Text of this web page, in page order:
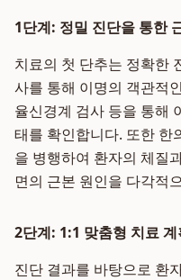
1단계: 정밀 진단을 통한
치료의 첫 단추는 정확한
사를 통해 이명의 객관적
율신경계 검사 등을 통해
태를 확인합니다. 또한 한
을 병행하여 환자의 체질
면의 근본 원인을 다각적
2단계: 1:1 맞춤형 치료 계
진단 결과를 바탕으로 환